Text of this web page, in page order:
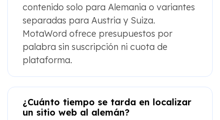
contenido solo para Alemania o variantes
separadas para Austria y Suiza.
MotaWord ofrece presupuestos por
palabra sin suscripción ni cuota de
plataforma.
¿Cuánto tiempo se tarda en localizar
un sitio web al alemán?